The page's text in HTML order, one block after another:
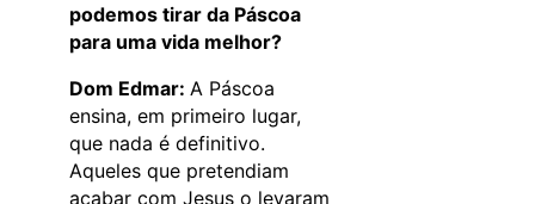
podemos tirar da Páscoa
para uma vida melhor?
Dom Edmar: A Páscoa
ensina, em primeiro lugar,
que nada é definitivo.
Aqueles que pretendiam
acabar com Jesus o levaram